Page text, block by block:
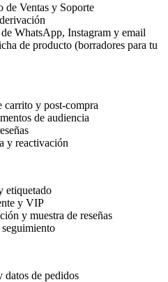
de Ventas y Soporte
WhatsApp, Instagram y email
de producto (borradores para tu
carrito y post-compra
de audiencia
y reactivación
etiquetado
y VIP
y muestra de reseñas
seguimiento
datos de pedidos